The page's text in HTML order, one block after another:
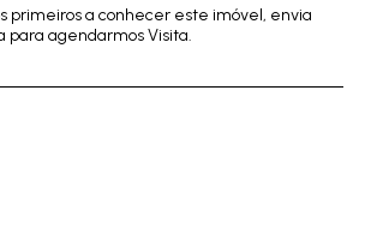
primeiros a conhecer este imóvel, envia
para agendarmos Visita.